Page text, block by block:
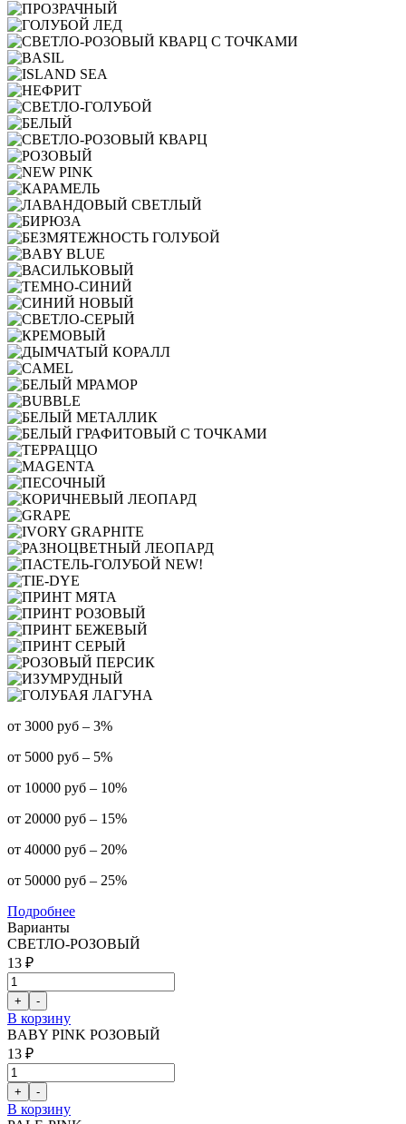
от 3000 руб – 3%
от 5000 руб – 5%
от 10000 руб – 10%
от 20000 руб – 15%
от 40000 руб – 20%
от 50000 руб – 25%
Подробнее
Варианты
СВЕТЛО-РОЗОВЫЙ
13 ₽
В корзину
BАBY PINK РОЗОВЫЙ
13 ₽
В корзину